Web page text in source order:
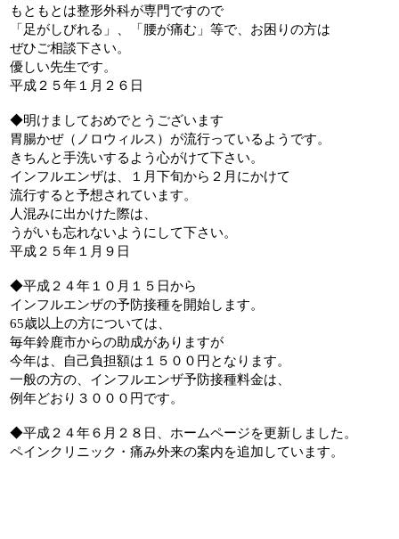
もともとは整形外科が専門ですので
「足がしびれる」、「腰が痛む」等で、お困りの方は
ぜひご相談下さい。
優しい先生です。
平成２５年１月２６日
◆明けましておめでとうございます
胃腸かぜ（ノロウィルス）が流行っているようです。
きちんと手洗いするよう心がけて下さい。
インフルエンザは、１月下旬から２月にかけて
流行すると予想されています。
人混みに出かけた際は、
うがいも忘れないようにして下さい。
平成２５年１月９日
◆平成２４年１０月１５日から
インフルエンザの予防接種を開始します。
65歳以上の方については、
毎年鈴鹿市からの助成がありますが
今年は、自己負担額は１５００円となります。
一般の方の、インフルエンザ予防接種料金は、
例年どおり３０００円です。
◆平成２４年６月２８日、ホームページを更新しました。
ペインクリニック・痛み外来の案内を追加しています。